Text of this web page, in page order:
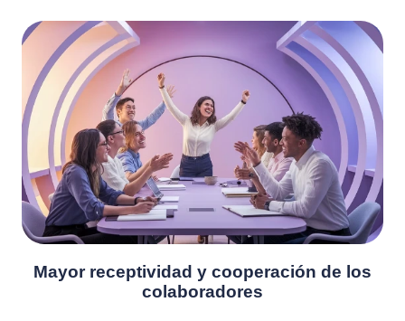
Mayor receptividad y cooperación de los
colaboradores